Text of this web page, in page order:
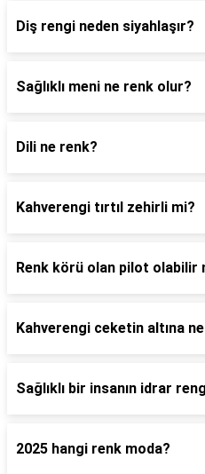
Diş rengi neden siyahlaşır?
Sağlıklı meni ne renk olur?
Dili ne renk?
Kahverengi tırtıl zehirli mi?
Renk körü olan pilot olabilir
Kahverengi ceketin altına
Sağlıklı bir insanın idrar
2025 hangi renk moda?